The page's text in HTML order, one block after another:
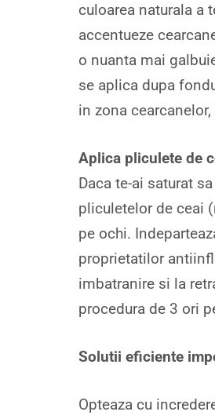
culoarea naturala a
accentueze
o nuanta mai
se aplica dupa
in zona
Aplica pliculete de
Daca te-ai saturat
pliculetelor de ceai
pe ochi.
proprietatilor
imbatranire si la
procedura de 3 ori
Solutii eficiente
Opteaza cu